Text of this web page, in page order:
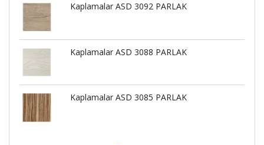
Kaplamalar ASD 3092 PARLAK
Kaplamalar ASD 3088 PARLAK
Kaplamalar ASD 3085 PARLAK